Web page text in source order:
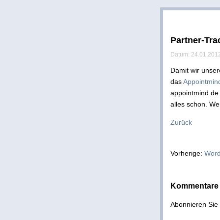
Partner-
Datum:
Damit wir
das
alles schon.
Zurück
Vorherige:
Kommentare
Abonnieren